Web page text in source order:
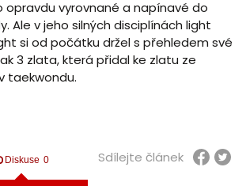
opravdu vyrovnané a napínavé do
Ale v jeho silných disciplínách light
si od počátku držel s přehledem své
3 zlata, která přidal ke zlatu ze
taekwondu.
Diskuse 0 Sdílejte článek